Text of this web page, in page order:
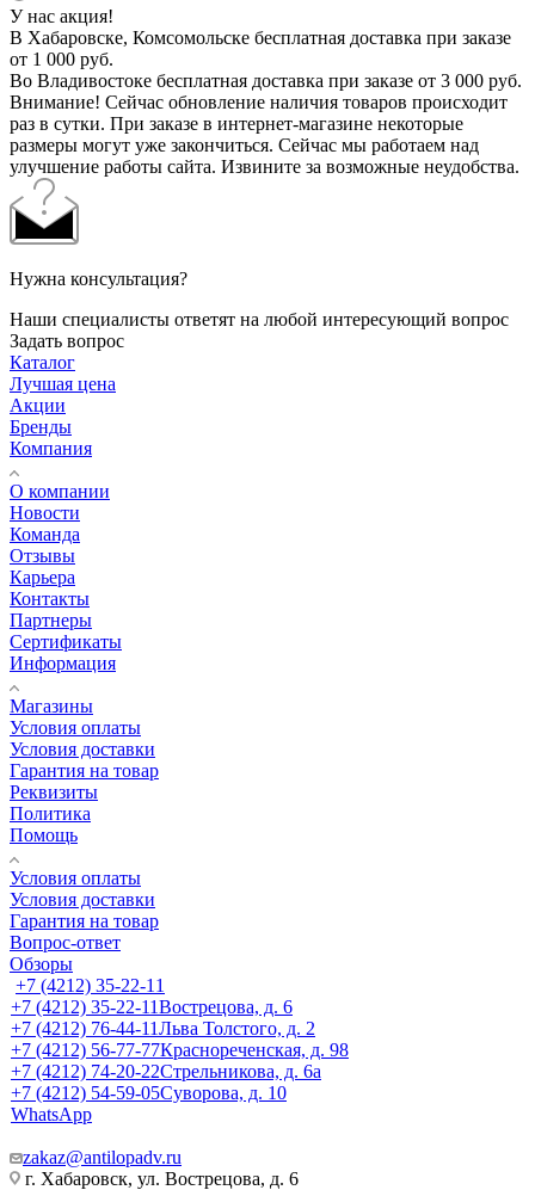
У нас акция!
В Хабаровске, Комсомольске бесплатная доставка при заказе
от 1 000 руб.
Во Владивостоке бесплатная доставка при заказе от 3 000 руб.
Внимание! Сейчас обновление наличия товаров происходит
раз в сутки. При заказе в интернет-магазине некоторые
размеры могут уже закончиться. Сейчас мы работаем над
улучшение работы сайта. Извините за возможные неудобства.
Нужна консультация?
Наши специалисты ответят на любой интересующий вопрос
Задать вопрос
Каталог
Лучшая цена
Акции
Бренды
Компания
О компании
Новости
Команда
Отзывы
Карьера
Контакты
Партнеры
Сертификаты
Информация
Магазины
Условия оплаты
Условия доставки
Гарантия на товар
Реквизиты
Политика
Помощь
Условия оплаты
Условия доставки
Гарантия на товар
Вопрос-ответ
Обзоры
+7 (4212) 35-22-11
+7 (4212) 35-22-11Вострецова, д. 6
+7 (4212) 76-44-11Льва Толстого, д. 2
+7 (4212) 56-77-77Краснореченская, д. 98
+7 (4212) 74-20-22Стрельникова, д. 6а
+7 (4212) 54-59-05Суворова, д. 10
WhatsApp
zakaz@antilopadv.ru
г. Хабаровск, ул. Вострецова, д. 6